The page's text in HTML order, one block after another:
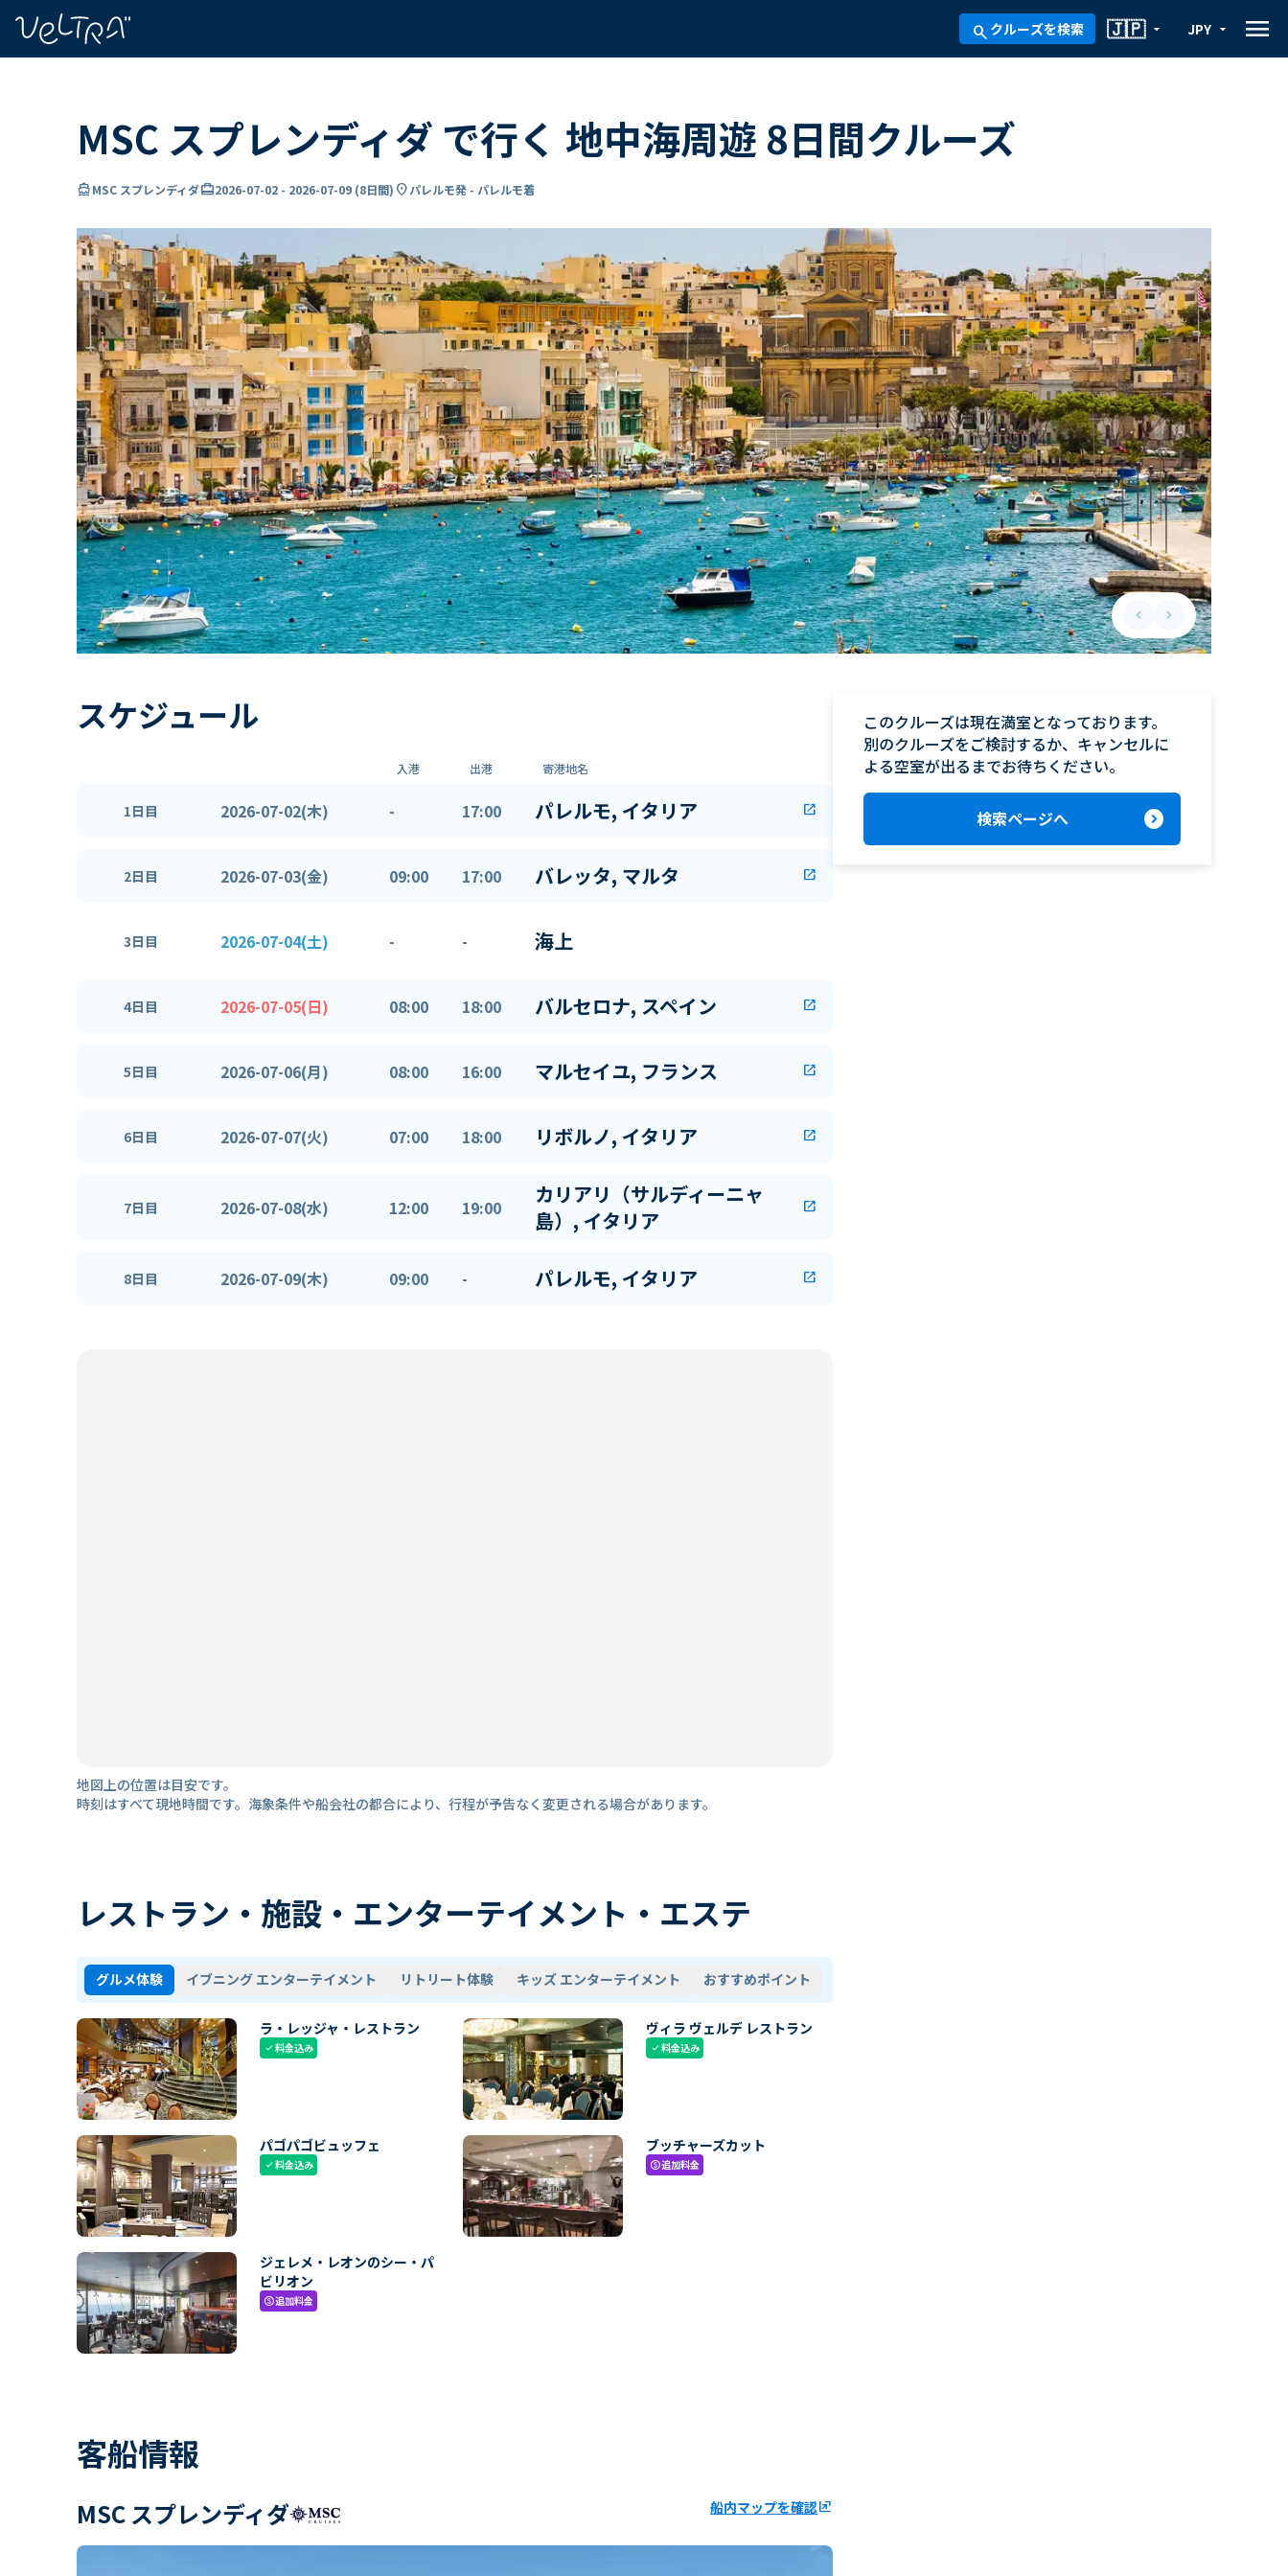
search クルーズを検索 arrow_drop_down
🇯🇵 arrow_drop_down
JPY menu
MSC スプレンディダ で行く 地中海周遊 8日間クルーズ
directions_boatMSC スプレンディダcard_travel2026-07-02 - 2026-07-09 (8日間) location_onパレルモ発 - パレルモ着
keyboard_arrow_leftPrevious slide
keyboard_arrow_rightNext slide
スケジュール
入港 出港 寄港地名
1日目 2026-07-02(木) - 17:00 パレルモ, イタリア open_in_new
2日目 2026-07-03(金) 09:00 17:00 バレッタ, マルタ open_in_new
3日目 2026-07-04(土) - - 海上
4日目 2026-07-05(日) 08:00 18:00 バルセロナ, スペイン open_in_new
5日目 2026-07-06(月) 08:00 16:00 マルセイユ, フランス open_in_new
6日目 2026-07-07(火) 07:00 18:00 リボルノ, イタリア open_in_new
7日目 2026-07-08(水) 12:00 19:00
カリアリ（サルディーニャ
島）, イタリア
open_in_new
8日目 2026-07-09(木) 09:00 - パレルモ, イタリア open_in_new
地図上の位置は目安です。
時刻はすべて現地時間です。海象条件や船会社の都合により、行程が予告なく変更される場合があります。
レストラン・施設・エンターテイメント・エステ
グルメ体験 イブニング エンターテイメント リトリート体験 キッズ エンターテイメント おすすめポイント
ラ・レッジャ・レストラン
check料金込み
ヴィラ ヴェルデ レストラン
check料金込み
パゴパゴビュッフェ
check料金込み
ブッチャーズカット
paid追加料金
ジェレメ・レオンのシー・パ
ビリオン
paid追加料金
客船情報
MSC スプレンディダ 船内マップを確認ungroup
このクルーズは現在満室となっております。
別のクルーズをご検討するか、キャンセルに
よる空室が出るまでお待ちください。
検索ページへ expand_circle_right